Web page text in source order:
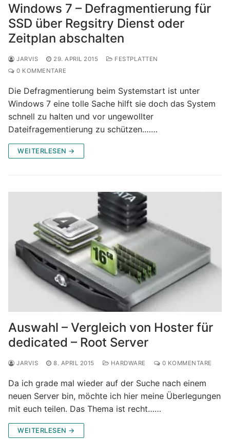
Windows 7 – Defragmentierung für
SSD über Regsitry Dienst oder
Zeitplan abschalten
JARVIS 29. APRIL 2015
FESTPLATTEN
0 KOMMENTARE
Die Defragmentierung beim Systemstart ist unter
Windows 7 eine tolle Sache hilft sie doch das System
schnell zu halten und vor ungewollter
Dateifragementierung zu schützen.……
WEITERLESEN →
Auswahl – Vergleich von Hoster für
dedicated – Root Server
JARVIS 8. APRIL 2015 HARDWARE 0 KOMMENTARE
Da ich grade mal wieder auf der Suche nach einem
neuen Server bin, möchte ich hier meine Überlegungen
mit euch teilen. Das Thema ist recht……
WEITERLESEN →